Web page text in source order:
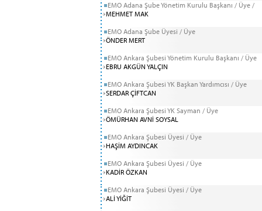
EMO Adana Şube Yönetim Kurulu Başkanı / Üye /
MEHMET MAK
EMO Adana Şube Üyesi / Üye
ÖNDER MERT
EMO Ankara Şubesi Yönetim Kurulu Başkanı / Üye
EBRU AKGÜN YALÇIN
EMO Ankara Şubesi YK Başkan Yardımcısı / Üye
SERDAR ÇİFTCAN
EMO Ankara Şubesi YK Sayman / Üye
ÖMÜRHAN AVNİ SOYSAL
EMO Ankara Şubesi Üyesi / Üye
HAŞİM AYDINCAK
EMO Ankara Şubesi Üyesi / Üye
KADİR ÖZKAN
EMO Ankara Şubesi Üyesi / Üye
ALİ YİĞİT